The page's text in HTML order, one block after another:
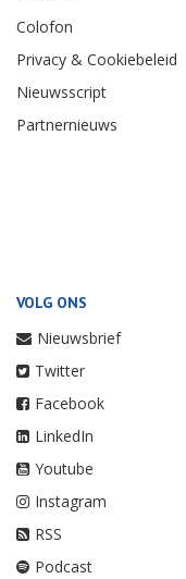
Colofon
Privacy & Cookiebeleid
Nieuwsscript
Partnernieuws
VOLG ONS
Nieuwsbrief
Twitter
Facebook
LinkedIn
Youtube
Instagram
RSS
Podcast